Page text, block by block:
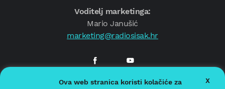
Voditelj marketinga:
Mario Janušić
marketing@radiosisak.hr
© 2026.Radio Sisak
Ova web stranica koristi kolačiće za
X